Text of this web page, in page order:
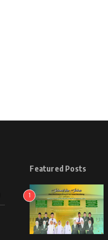
Featured Posts
1